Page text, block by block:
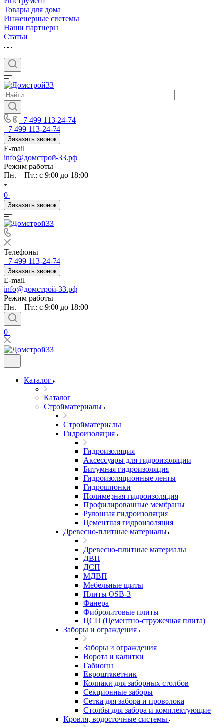
Товары для дома
Инженерные системы
Наши партнеры
Статьи
+7 499 113-24-74
+7 499 113-24-74
Заказать звонок
E-mail
info@домстрой-33.рф
Режим работы
Пн. – Пт.: с 9:00 до 18:00
0
Заказать звонок
Телефоны
+7 499 113-24-74
Заказать звонок
E-mail
info@домстрой-33.рф
Режим работы
Пн. – Пт.: с 9:00 до 18:00
0
Каталог
Каталог
Стройматериалы
Стройматериалы
Гидроизоляция
Гидроизоляция
Аксессуары для гидроизоляции
Битумная гидроизоляция
Гидроизоляционные ленты
Гидрошпонки
Полимерная гидроизоляция
Профилированные мембраны
Рулонная гидроизоляция
Цементная гидроизоляция
Древесно-плитные материалы
Древесно-плитные материалы
ДВП
ДСП
МДВП
Мебельные щиты
Плиты OSB-3
Фанера
Фибролитовые плиты
ЦСП (Цементно-стружечная плита)
Заборы и ограждения
Заборы и ограждения
Ворота и калитки
Габионы
Евроштакетник
Колпаки для заборных столбов
Секционные заборы
Сетка для забора и проволока
Столбы для забора и комплектующие
Кровля, водосточные системы